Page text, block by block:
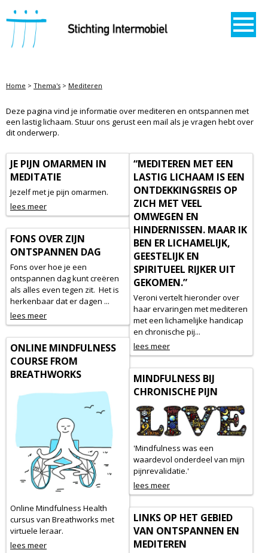
STICHTING INTERMOBIEL
Home > Thema's > Mediteren
MEDITEREN
Deze pagina vind je informatie over mediteren en ontspannen met
een lastig lichaam. Stuur ons gerust een mail als je vragen hebt over
dit onderwerp.
JE PIJN OMARMEN IN
MEDITATIE
Jezelf met je pijn omarmen.
lees meer
“MEDITEREN MET EEN
LASTIG LICHAAM IS EEN
ONTDEKKINGSREIS OP
ZICH MET VEEL
OMWEGEN EN
HINDERNISSEN. MAAR IK
BEN ER LICHAMELIJK,
GEESTELIJK EN
SPIRITUEEL RIJKER UIT
GEKOMEN.”
Veroni vertelt hieronder over
haar ervaringen met mediteren
met een lichamelijke handicap
en chronische pij...
lees meer
FONS OVER ZIJN
ONTSPANNEN DAG
Fons over hoe je een
ontspannen dag kunt creëren
als alles even tegen zit. Het is
herkenbaar dat er dagen ...
lees meer
ONLINE MINDFULNESS
COURSE FROM
BREATHWORKS
Online Mindfulness Health
cursus van Breathworks met
virtuele leraar.
lees meer
MINDFULNESS BIJ
CHRONISCHE PIJN
'Mindfulness was een
waardevol onderdeel van mijn
pijnrevalidatie.'
lees meer
LINKS OP HET GEBIED
VAN ONTSPANNEN EN
MEDITEREN